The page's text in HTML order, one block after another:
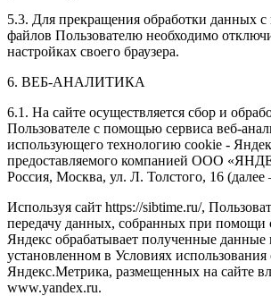
5.3. Для прекращения обработки данных
файлов Пользователю необходимо
настройках своего браузера.
6. ВЕБ-АНАЛИТИКА
6.1. На сайте осуществляется сбор и
Пользователе с помощью сервиса веб-
использующего технологию cookie -
предоставляемого компанией ООО
Россия, Москва, ул. Л. Толстого, 16
Используя сайт https://sibtime.ru/,
передачу данных, собранных при помощи
Яндекс обрабатывает полученные данные
установленном в Условиях использования
Яндекс.Метрика, размещенных на сайте
www.yandex.ru.